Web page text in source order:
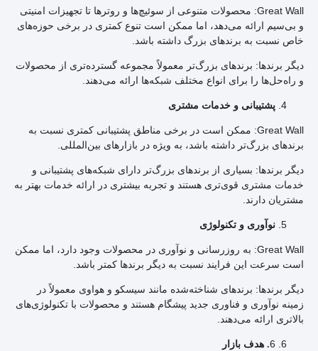
Great Wall: محصولات متنوعی از سوئیچ‌ها و روترها تا تجهیزات امنیتی
و بی‌سیم ارائه می‌دهد، اما ممکن است تنوع کمتری در برخی حوزه‌های
خاص نسبت به برندهای بزرگ داشته باشد.
دیگر برندها: برندهای بزرگ‌تر معمولاً مجموعه گسترده‌تری از محصولات
و راه‌حل‌ها را برای انواع مختلف شبکه‌ها ارائه می‌دهند.
پشتیبانی و خدمات مشتری
Great Wall: ممکن است در برخی مناطق پشتیبانی کمتری نسبت به
برندهای بزرگ‌تر داشته باشد، به ویژه در بازارهای بین‌المللی.
دیگر برندها: بسیاری از برندهای بزرگ‌تر دارای شبکه‌های پشتیبانی و
خدمات مشتری قوی‌تری هستند و تجربه بیشتری در ارائه خدمات بهتر به
مشتریان دارند.
نوآوری و تکنولوژی
Great Wall: به روزرسانی و نوآوری در محصولات وجود دارد، اما ممکن
است سرعت این فرایند نسبت به دیگر برندها کمتر باشد.
دیگر برندها: برندهای شناخته‌شده مانند سیسکو و هواوی معمولاً در
زمینه نوآوری و فناوری جدید پیشگام هستند و محصولات با تکنولوژی‌های
بالاتری ارائه می‌دهند.
6. هدف بازار